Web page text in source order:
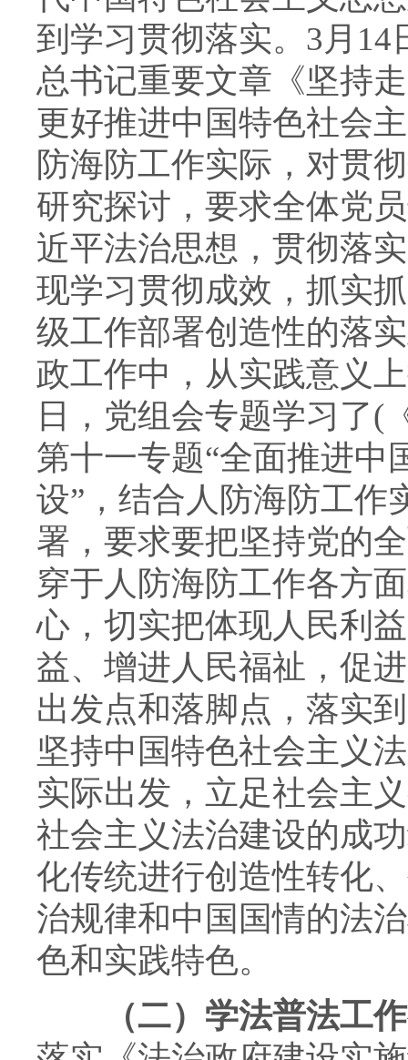
到学习贯彻落实。3月
总书记重要文章《坚持
更好推进中国特色社会
防海防工作实际，对贯
研究探讨，要求全体党
近平法治思想，贯彻落
现学习贯彻成效，抓实
级工作部署创造性的落
政工作中，从实践意义
日，党组会专题学习了(
第十一专题“全面推进中
设”，结合人防海防工作
署，要求要把坚持党的
穿于人防海防工作各方
心，切实把体现人民利
益、增进人民福祉，促
出发点和落脚点，落实
坚持中国特色社会主义
实际出发，立足社会主
社会主义法治建设的成
化传统进行创造性转化
治规律和中国国情的法
色和实践特色。
（二）学法普法工作